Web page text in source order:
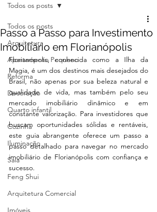
Todos os posts
Arquitetura
Apartamento Pequeno
Reforma
Decoração
Quarto infantil
Cozinha
Iluminação
Sala
Feng Shui
Arquitetura Comercial
Imóveis
Todos os posts
Passo a Passo para Investimento
Imobiliário em Florianópolis
Florianópolis, conhecida como a Ilha da
Magia, é um dos destinos mais desejados do
Brasil, não apenas por sua beleza natural e
qualidade de vida, mas também pelo seu
mercado imobiliário dinâmico e em
constante valorização. Para investidores que
buscam oportunidades sólidas e rentáveis,
este guia abrangente oferece um passo a
passo detalhado para navegar no mercado
imobiliário de Florianópolis com confiança e
sucesso.